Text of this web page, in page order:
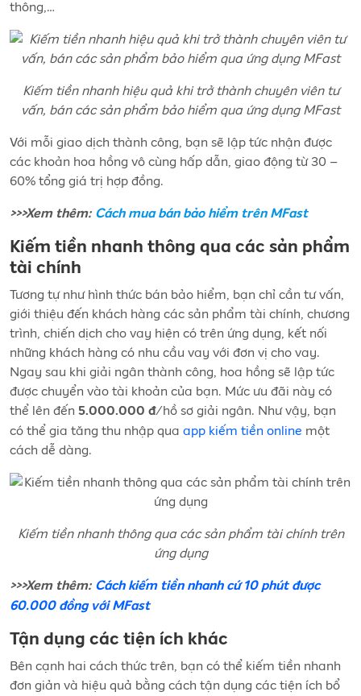
thông,…
Kiếm tiền nhanh hiệu quả khi trở thành chuyên viên tư
vấn, bán các sản phẩm bảo hiểm qua ứng dụng MFast
Với mỗi giao dịch thành công, bạn sẽ lập tức nhận được
các khoản hoa hồng vô cùng hấp dẫn, giao động từ 30 –
60% tổng giá trị hợp đồng.
>>>Xem thêm: Cách mua bán bảo hiểm trên MFast
Kiếm tiền nhanh thông qua các sản phẩm
tài chính
Tương tự như hình thức bán bảo hiểm, bạn chỉ cần tư vấn,
giới thiệu đến khách hàng các sản phẩm tài chính, chương
trình, chiến dịch cho vay hiện có trên ứng dụng, kết nối
những khách hàng có nhu cầu vay với đơn vị cho vay.
Ngay sau khi giải ngân thành công, hoa hồng sẽ lập tức
được chuyển vào tài khoản của bạn. Mức ưu đãi này có
thể lên đến 5.000.000 đ/hồ sơ giải ngân. Như vậy, bạn
có thể gia tăng thu nhập qua app kiếm tiền online một
cách dễ dàng.
Kiếm tiền nhanh thông qua các sản phẩm tài chính trên
ứng dụng
>>>Xem thêm: Cách kiếm tiền nhanh cứ 10 phút được
60.000 đồng với MFast
Tận dụng các tiện ích khác
Bên cạnh hai cách thức trên, bạn có thể kiếm tiền nhanh
đơn giản và hiệu quả bằng cách tận dụng các tiện ích bổ